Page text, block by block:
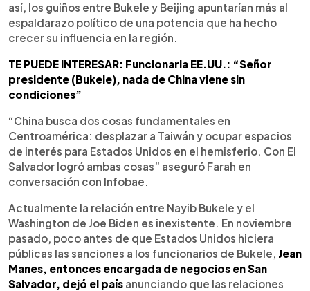
así, los guiños entre Bukele y Beijing apuntarían más al
espaldarazo político de una potencia que ha hecho
crecer su influencia en la región.
TE PUEDE INTERESAR: Funcionaria EE.UU.: “Señor
presidente (Bukele), nada de China viene sin
condiciones”
“China busca dos cosas fundamentales en
Centroamérica: desplazar a Taiwán y ocupar espacios
de interés para Estados Unidos en el hemisferio. Con El
Salvador logró ambas cosas” aseguró Farah en
conversación con Infobae.
Actualmente la relación entre Nayib Bukele y el
Washington de Joe Biden es inexistente. En noviembre
pasado, poco antes de que Estados Unidos hiciera
públicas las sanciones a los funcionarios de Bukele, Jean
Manes, entonces encargada de negocios en San
Salvador, dejó el país anunciando que las relaciones